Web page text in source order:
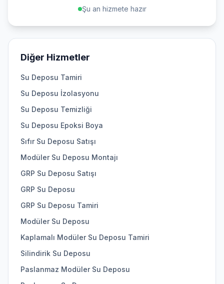
Şu an hizmete hazır
Diğer Hizmetler
Su Deposu Tamiri
Su Deposu İzolasyonu
Su Deposu Temizliği
Su Deposu Epoksi Boya
Sıfır Su Deposu Satışı
Modüler Su Deposu Montajı
GRP Su Deposu Satışı
GRP Su Deposu
GRP Su Deposu Tamiri
Modüler Su Deposu
Kaplamalı Modüler Su Deposu Tamiri
Silindirik Su Deposu
Paslanmaz Modüler Su Deposu